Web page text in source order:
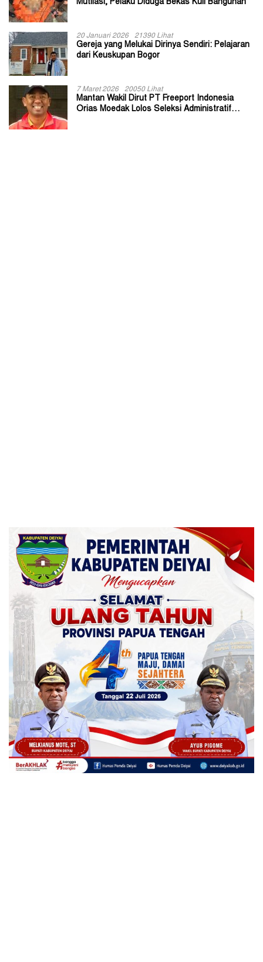
Mutilasi, Pelaku Diduga Bekas Kuli Bangunan
20 Januari 2026 21390 Lihat
Gereja yang Melukai Dirinya Sendiri: Pelajaran
dari Keuskupan Bogor
7 Maret 2026 20050 Lihat
Mantan Wakil Dirut PT Freeport Indonesia
Orias Moedak Lolos Seleksi Administratif